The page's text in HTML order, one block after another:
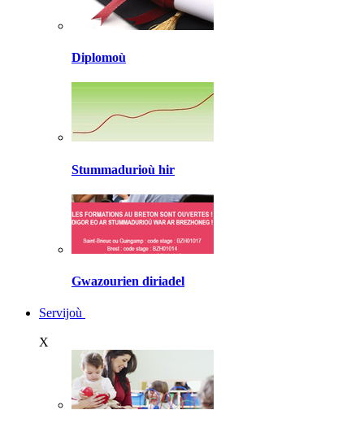
Diplomoù
Stummadurioù hir
Gwazourien diriadel
Servijoù
X